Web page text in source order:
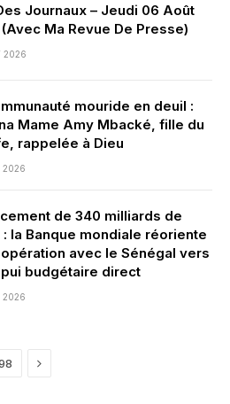
Journaux – Jeudi 06 Août
Ma Revue De Presse)
2026
mouride en deuil :
Mame Amy Mbacké, fille du
rappelée à Dieu
2026
de 340 milliards de
: la Banque mondiale réoriente
avec le Sénégal vers
budgétaire direct
2026
Next